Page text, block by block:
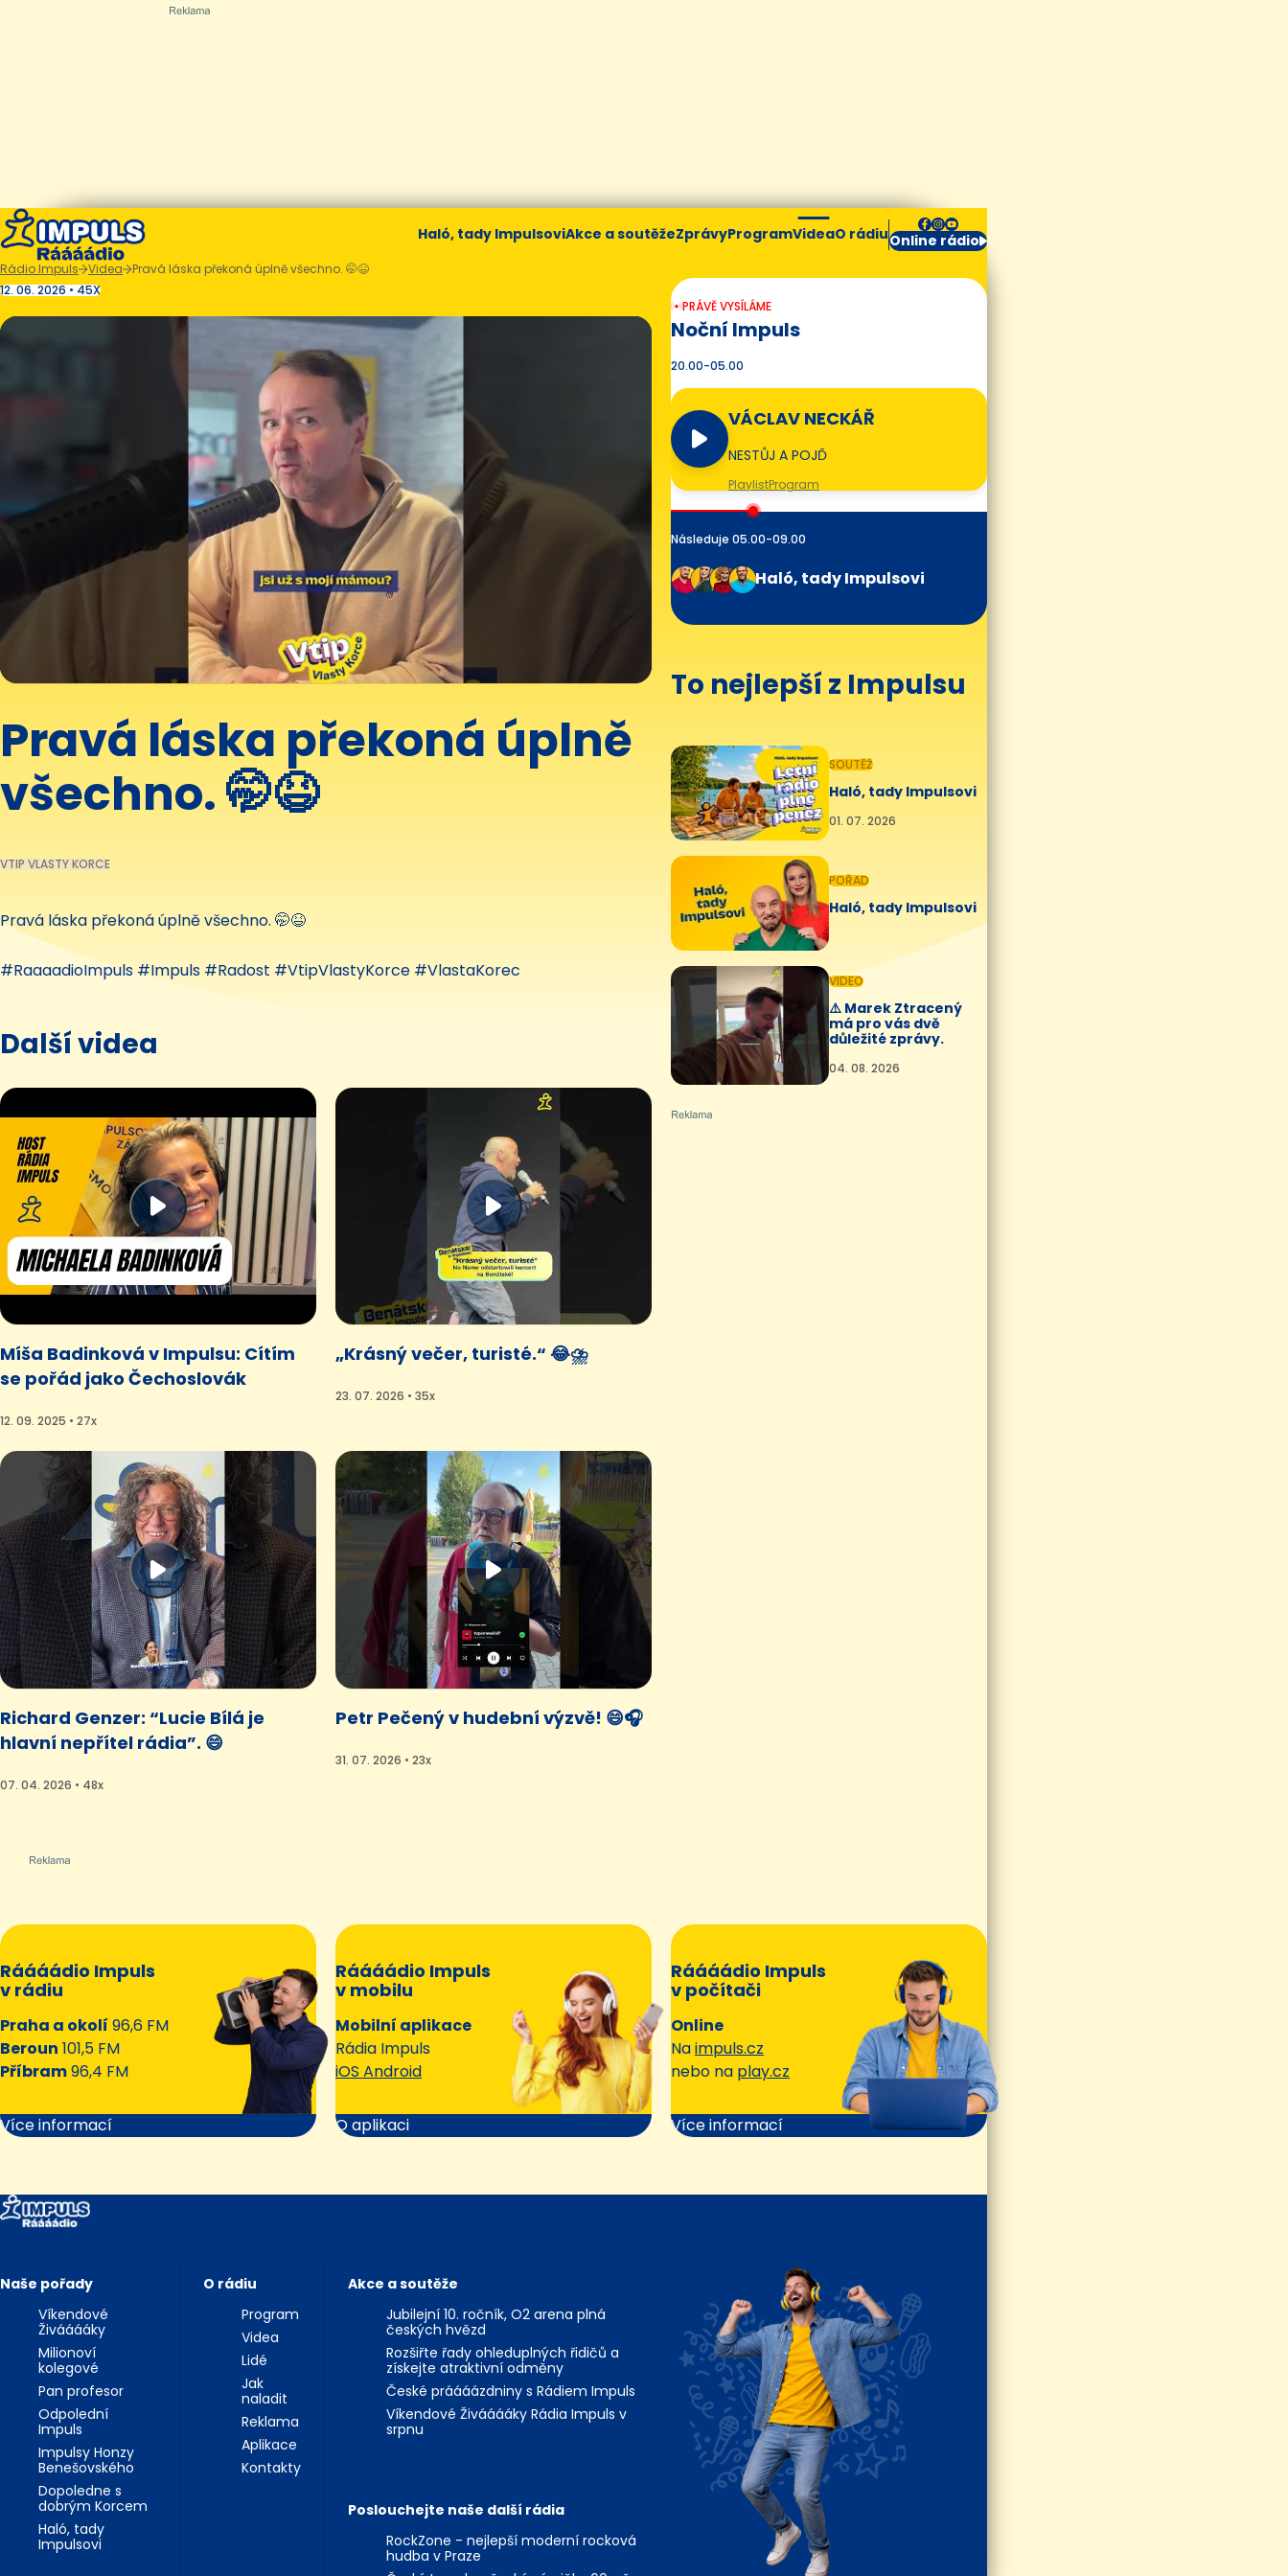
Haló, tady ImpulsoviAkce a soutěžeZprávyProgramVideaO rádiuOnline rádio
Rádio Impuls Videa
Pravá láska překoná úplně všechno. 🤭😆
12. 06. 2026 • 45X
Pravá láska překoná úplně
všechno. 🤭😆
VTIP VLASTY KORCE
Pravá láska překoná úplně všechno. 🤭😆
#RaaaadioImpuls #Impuls #Radost #VtipVlastyKorce #VlastaKorec
Další videa
Míša Badinková v Impulsu: Cítím
se pořád jako Čechoslovák
12. 09. 2025 • 27x
„Krásný večer, turisté.“ 😂⛈️
23. 07. 2026 • 35x
Richard Genzer: “Lucie Bílá je
hlavní nepřítel rádia”. 😄
07. 04. 2026 • 48x
Petr Pečený v hudební výzvě! 😄🎧
31. 07. 2026 • 23x
PRÁVĚ VYSÍLÁME
Noční Impuls
20.00-05.00
VÁCLAV NECKÁŘ
NESTŮJ A POJĎ
PlaylistProgram
Následuje 05.00-09.00
Haló, tady Impulsovi
To nejlepší z Impulsu
SOUTĚŽ
Haló, tady Impulsovi
01. 07. 2026
POŘAD
Haló, tady Impulsovi
VIDEO
⚠️ Marek Ztracený
má pro vás dvě
důležité zprávy.
04. 08. 2026
Ráááádio Impuls
v rádiu
Praha a okolí 96,6 FM
Beroun 101,5 FM
Příbram96,4 FM
Více informací
Ráááádio Impuls
v mobilu
Mobilní aplikace
Rádia Impuls
iOS Android
O aplikaci
Ráááádio Impuls
v počítači
Online
Naimpuls.cz
nebo na play.cz
Více informací
Naše pořady
Víkendové
Živááááky
Milionoví
kolegové
Pan profesor
Odpolední
Impuls
Impulsy Honzy
Benešovského
Dopoledne s
dobrým Korcem
Haló, tady
Impulsovi
O rádiu
Program
Videa
Lidé
Jak
naladit
Reklama
Aplikace
Kontakty
Akce a soutěže
Jubilejní 10. ročník, O2 arena plná
českých hvězd
Rozšiřte řady ohleduplných řidičů a
získejte atraktivní odměny
České práááázdniny s Rádiem Impuls
Víkendové Živááááky Rádia Impuls v
srpnu
Poslouchejte naše další rádia
RockZone - nejlepší moderní rocková
hudba v Praze